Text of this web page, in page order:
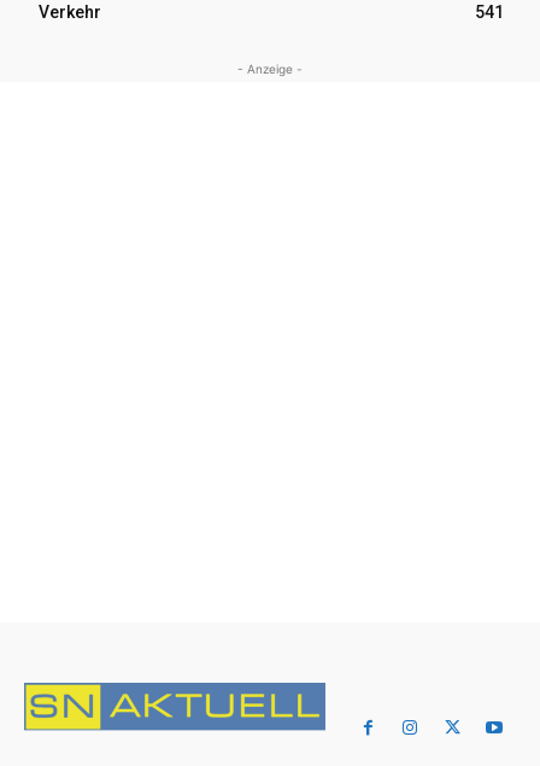
Verkehr
541
- Anzeige -